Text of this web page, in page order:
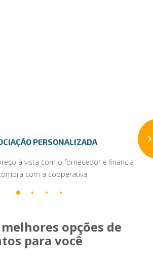
PERSONALIZADA
à vista com o fornecedor e financia
com a cooperativa
opções de
para você